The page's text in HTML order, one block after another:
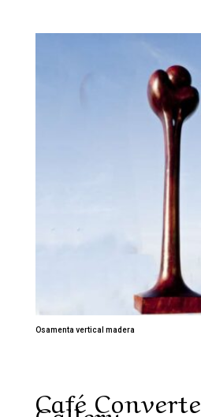
Osamenta vertical madera
Café